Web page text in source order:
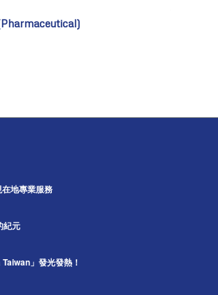
在地專業服務
紀元
」發光發熱！